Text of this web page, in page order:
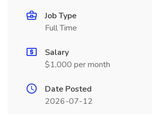
Job Type
Full Time
Salary
$1,000 per month
Date Posted
2026-07-12